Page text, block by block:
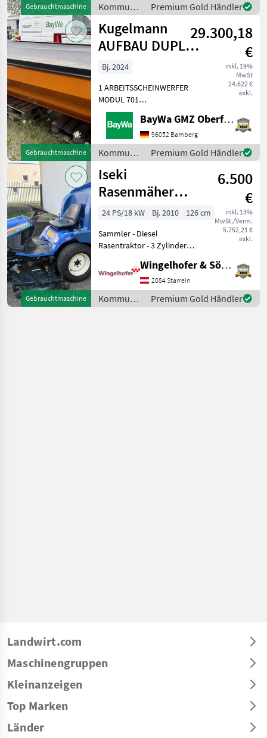
Gebrauchtmaschine
Kommunalgeräte
/
Caterpillar
Premium Gold Händler
Gebrauchtmaschine
Kugelmann
AUFBAU DUPLEX
3,2 M³
29.300,18
€
inkl. 19%
MwSt
24.622 €
exkl.
Bj. 2024
1 ARBEITSSCHEINWERFER
MODUL 701
AUFSTIEGSLEITER A
DUPLEX VA1 ELEKTRISCHE
STREUBILDVERSTELLUNG
(ESB)1 ELEKTRISCHE
STREUKONTROLLE (ESK)1
ERSTMONTAGE AM
FAHRZEUG1 KUPPL
BayWa GMZ Oberfranken
96052 Bamberg
Kommunalgeräte
/
Kugelmann
Premium Gold Händler
Gebrauchtmaschine
Iseki
Rasenmäher
SFR22 14200
6.500
€
inkl. 13%
MwSt./Verm.
5.752,21 €
exkl.
24 PS/18 kW Bj. 2010
126 cm
Sammler - Diesel
Rasentraktor - 3 Zylinder
Hydrostatgetriebe -
Vorwärtsgeschwindikeit 16,
5 km/h -
Rückwärtsgeschwindikeit:
Wingelhofer & Söhne GmbH
2084 Starrein
Kommunalgeräte
/ Iseki
Premium Gold Händler
Landwirt.com
Maschinengruppen
Kleinanzeigen
Top Marken
Länder